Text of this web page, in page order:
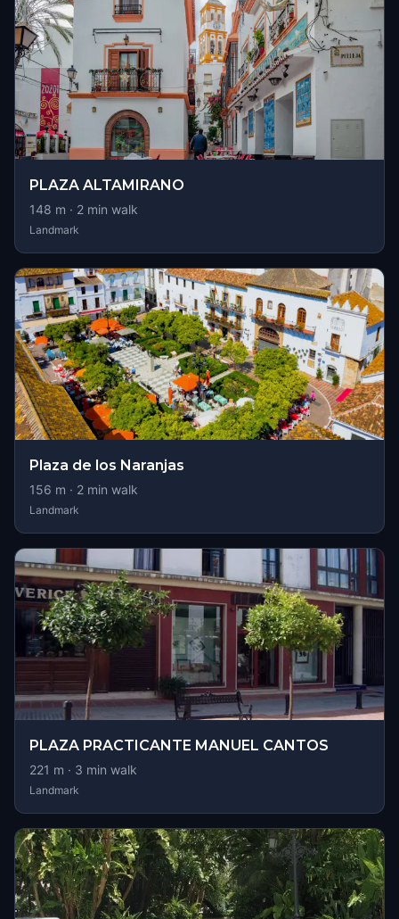
PLAZA ALTAMIRANO
148 m · 2 min walk
Landmark
Plaza de los Naranjas
156 m · 2 min walk
Landmark
PLAZA PRACTICANTE MANUEL CANTOS
221 m · 3 min walk
Landmark